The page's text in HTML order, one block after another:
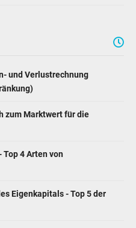
und Verlustrechnung
zum Marktwert für die
4 Arten von
Eigenkapitals - Top 5 der